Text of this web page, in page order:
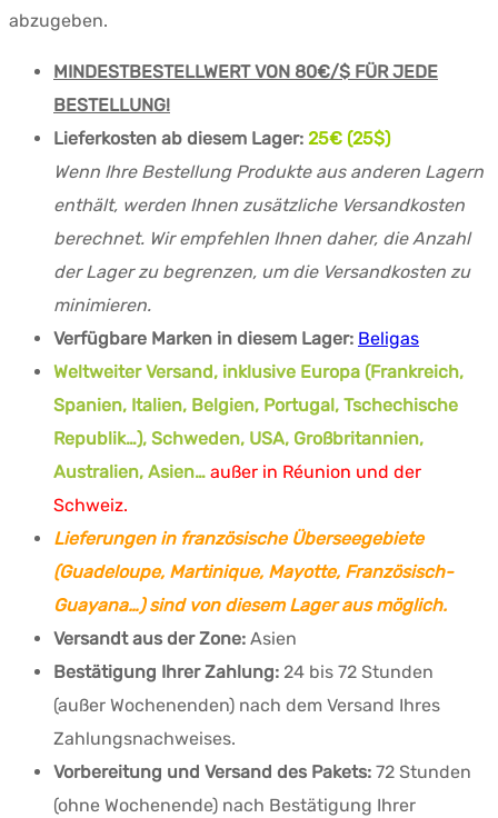
abzugeben.
MINDESTBESTELLWERT VON 80€/$ FÜR JEDE
BESTELLUNG!
Lieferkosten ab diesem Lager: 25€ (25$)
Wenn Ihre Bestellung Produkte aus anderen Lagern
enthält, werden Ihnen zusätzliche Versandkosten
berechnet. Wir empfehlen Ihnen daher, die Anzahl
der Lager zu begrenzen, um die Versandkosten zu
minimieren.
Verfügbare Marken in diesem Lager: Beligas
Weltweiter Versand, inklusive Europa (Frankreich,
Spanien, Italien, Belgien, Portugal, Tschechische
Republik…), Schweden, USA, Großbritannien,
Australien, Asien… außer in Réunion und der
Schweiz.
Lieferungen in französische Überseegebiete
(Guadeloupe, Martinique, Mayotte, Französisch-
Guayana…) sind von diesem Lager aus möglich.
Versandt aus der Zone: Asien
Bestätigung Ihrer Zahlung: 24 bis 72 Stunden
(außer Wochenenden) nach dem Versand Ihres
Zahlungsnachweises.
Vorbereitung und Versand des Pakets: 72 Stunden
(ohne Wochenende) nach Bestätigung Ihrer